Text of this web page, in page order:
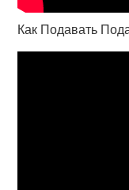
Как Подавать